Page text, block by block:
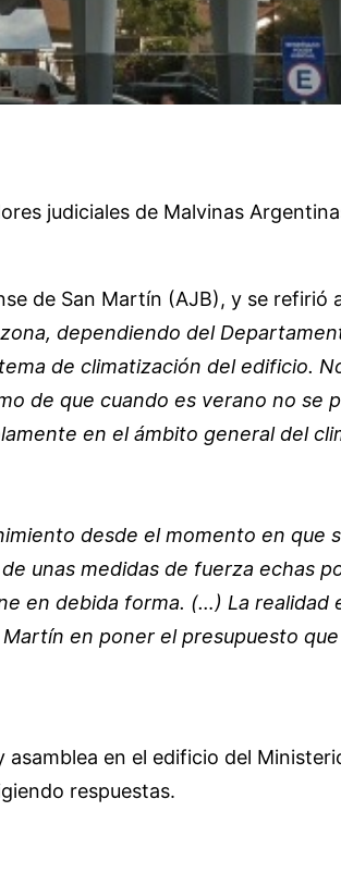
judiciales de Malvinas
de San Martín (AJB), y se refirió
dependiendo del
de climatización del edificio.
de que cuando es verano no se
en el ámbito general del
desde el momento en que
unas medidas de fuerza echas
en debida forma. (…) La realidad
en poner el presupuesto
en el edificio del
respuestas.